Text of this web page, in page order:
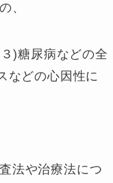
、
)糖尿病などの全
などの心因性に
法や治療法につ